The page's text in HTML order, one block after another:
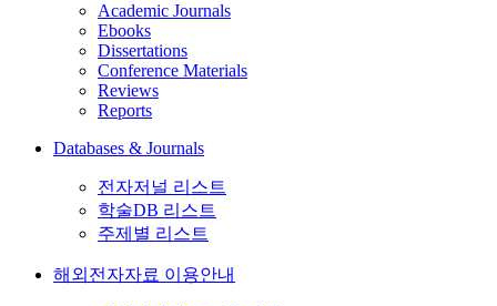
Academic Journals
Ebooks
Dissertations
Conference Materials
Reviews
Reports
Databases & Journals
전자저널 리스트
학술DB 리스트
주제별 리스트
해외전자자료 이용안내